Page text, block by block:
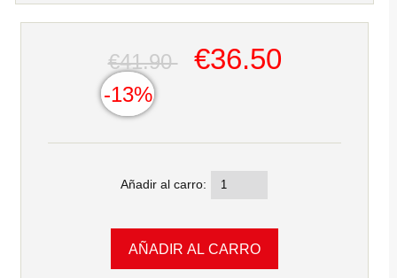
€41.90 €36.50
-13%
Añadir al carro: